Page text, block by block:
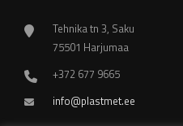
Tehnika tn 3, Saku
75501 Harjumaa
+372 677 9665
info@plastmet.ee